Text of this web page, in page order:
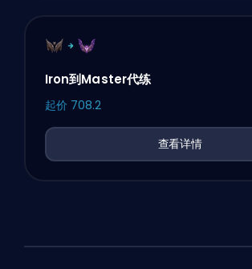
Iron到Master代练
起价 708.2
查看详情